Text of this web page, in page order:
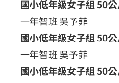
國小低年級女子組 50
一年智班 吳予菲
國小低年級女子組 50
一年智班 吳予菲
國小低年級女子組 50